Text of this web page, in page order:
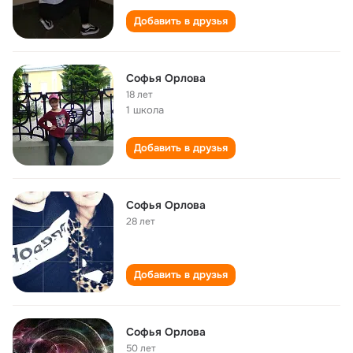
Добавить в друзья
Софья Орлова
18 лет
1 школа
Добавить в друзья
Софья Орлова
28 лет
Добавить в друзья
Софья Орлова
50 лет